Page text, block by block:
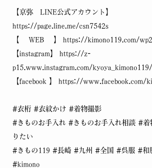
【京弥 LINE公式アカウント】
https://page.line.me/csn7542s
【 WEB 】 https://kimono119.com/
【instagram】 https://z-
p15.www.instagram.com/kyoya_kimono119/
【facebook 】 https://www.facebook.com/
#衣桁 #衣紋かけ #着物撮影
#きものお手入れ #きものお手入れ相談 #着
りたい
#きもの119 #長崎 #九州 #全国 #呉服 #和
#kimono